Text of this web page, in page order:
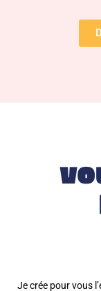
Je crée pour vous